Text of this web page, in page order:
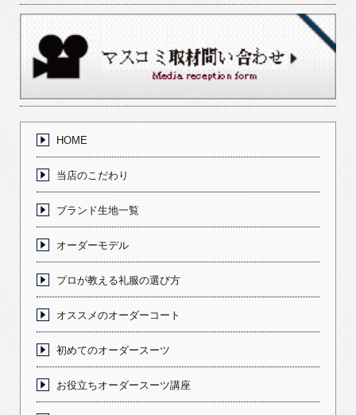
HOME
当店のこだわり
ブランド生地一覧
オーダーモデル
プロが教える礼服の選び方
オススメのオーダーコート
初めてのオーダースーツ
お役立ちオーダースーツ講座